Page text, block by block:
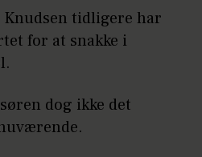
Knudsen tidligere har
for at snakke i
dog ikke det